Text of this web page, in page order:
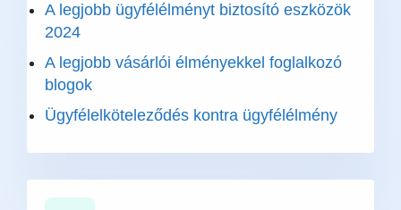
A legjobb ügyfélélményt biztosító eszközök
2024
A legjobb vásárlói élményekkel foglalkozó
blogok
Ügyfélelköteleződés kontra ügyfélélmény